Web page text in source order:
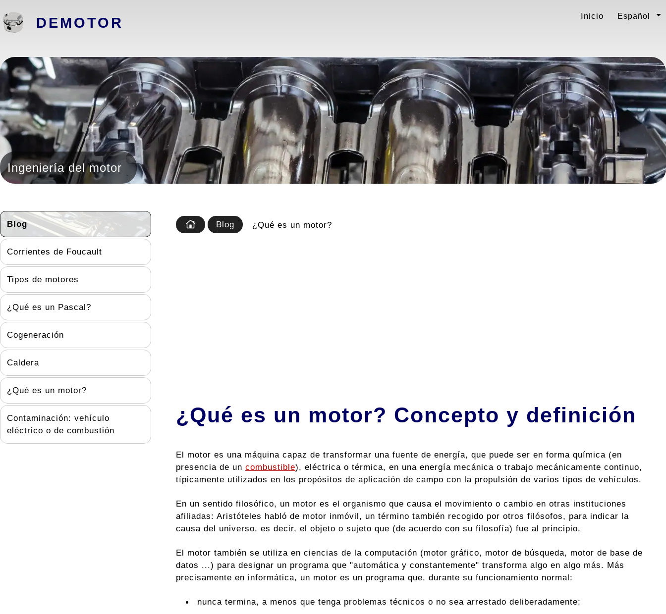
DEMOTOR Inicio Español
Ingeniería del motor
Blog
Corrientes de Foucault
Tipos de motores
¿Qué es un Pascal?
Cogeneración
Caldera
¿Qué es un motor?
Contaminación: vehículo
eléctrico o de combustión
Blog ¿Qué es un motor?
¿Qué es un motor? Concepto y definición
El motor es una máquina capaz de transformar una fuente de energía, que puede ser en forma química (en
presencia de un combustible), eléctrica o térmica, en una energía mecánica o trabajo mecánicamente continuo,
típicamente utilizados en los propósitos de aplicación de campo con la propulsión de varios tipos de vehículos.
En un sentido filosófico, un motor es el organismo que causa el movimiento o cambio en otras instituciones
afiliadas: Aristóteles habló de motor inmóvil, un término también recogido por otros filósofos, para indicar la
causa del universo, es decir, el objeto o sujeto que (de acuerdo con su filosofía) fue al principio.
El motor también se utiliza en ciencias de la computación (motor gráfico, motor de búsqueda, motor de base de
datos ...) para designar un programa que "automática y constantemente" transforma algo en algo más. Más
precisamente en informática, un motor es un programa que, durante su funcionamiento normal:
nunca termina, a menos que tenga problemas técnicos o no sea arrestado deliberadamente;